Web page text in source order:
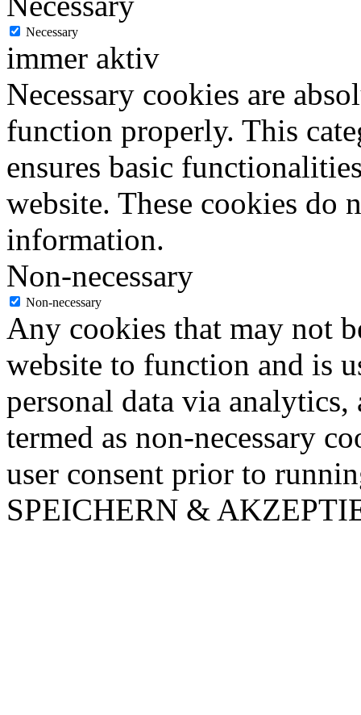
Necessary
immer aktiv
Necessary cookies are
function properly. This
ensures basic
website. These cookies do
information.
Non-necessary
Non-necessary
Any cookies that may not
website to function and is
personal data via analytics,
termed as non-necessary
user consent prior to
SPEICHERN &